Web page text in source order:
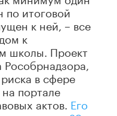
по итоговой
к ней, – все
к
школы. Проект
в сфере
портале
актов. Его